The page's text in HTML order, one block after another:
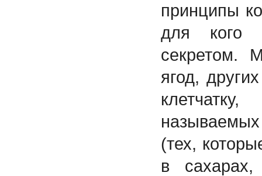
принципы
для кого
секретом.
ягод,
(тех,
в